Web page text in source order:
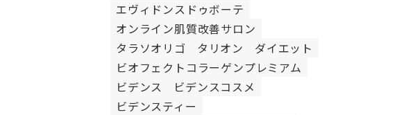
エヴィドンスドゥボーテ
オンライン肌質改善サロン
タラソオリゴ
タリオン
ダイエット
ビオフェクトコラーゲンプレミアム
ビデンス
ビデンスコスメ
ビデンスティー